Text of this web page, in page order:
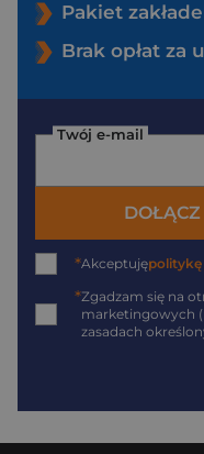
Pakiet
Brak opłat za
Twój e-mail
*Akceptuję
*Zgadzam się na
marketingowych
zasadach